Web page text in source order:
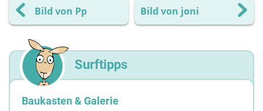
Bild von Pp Bild von joni
Surftipps
Baukasten & Galerie